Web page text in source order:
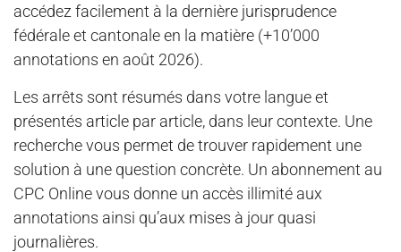
accédez facilement à la dernière jurisprudence
fédérale et cantonale en la matière (+10’000
annotations en août 2026).
Les arrêts sont résumés dans votre langue et
présentés article par article, dans leur contexte. Une
recherche vous permet de trouver rapidement une
solution à une question concrète. Un abonnement au
CPC Online vous donne un accès illimité aux
annotations ainsi qu’aux mises à jour quasi
journalières.